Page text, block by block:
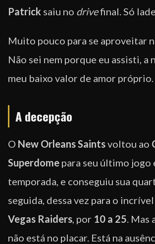
Patrick saiu no drivefinal. Só
Muito pouco para se aproveitar
Não sei nem porque eu assisti, a
meu baixo valor de amor próprio.
A decepção
O New Orleans Saintsvoltou ao
Superdome para seu último jogo
temporada, e conseguiu sua
seguida, dessa vez para o
Vegas Raiders , por 10 a 25 .
não está no placar. Está na